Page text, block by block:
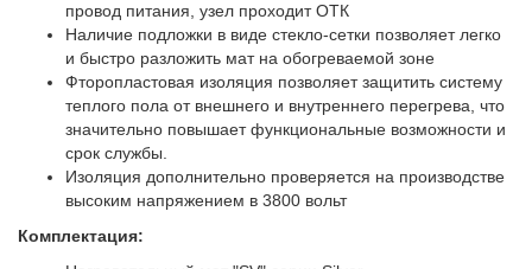
провод питания, узел проходит ОТК
Наличие подложки в виде стекло-сетки позволяет легко
и быстро разложить мат на обогреваемой зоне
Фторопластовая изоляция позволяет защитить систему
теплого пола от внешнего и внутреннего перегрева, что
значительно повышает функциональные возможности и
срок службы.
Изоляция дополнительно проверяется на производстве
высоким напряжением в 3800 вольт
Комплектация: